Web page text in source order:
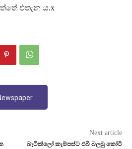
එතැන ය.x
Next article
බැටික්ලෝ කැම්පස්ට එබී බලමු කෝටි